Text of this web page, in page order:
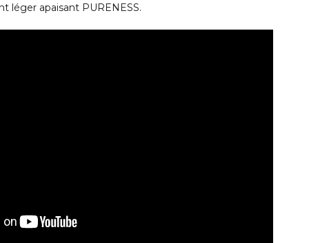
léger apaisant PURENESS.